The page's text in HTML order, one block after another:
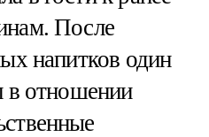
После
напитков один
в отношении